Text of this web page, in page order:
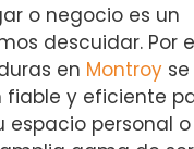
o negocio es un
descuidar. Por
en Montroy se
fiable y eficiente
espacio personal o